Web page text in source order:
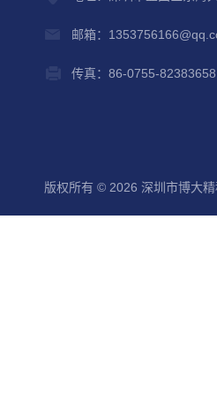
邮箱：
传真：86-0755-82383658
版权所有 © 2026 深圳市博大